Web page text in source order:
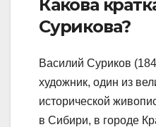
Какова
Сурикова?
Василий Суриков
художник, один из
исторической
в Сибири, в городе